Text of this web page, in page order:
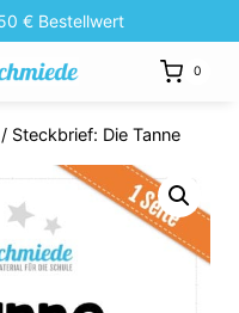
€ Bestellwert
0
/ Steckbrief: Die Tanne